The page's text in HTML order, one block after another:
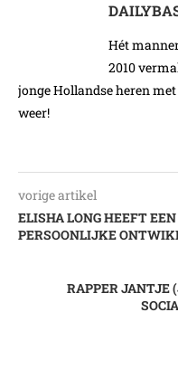
Hét
2010
jonge Hollandse heren
weer!
vorige artikel
ELISHA LONG HEEFT
PERSOONLIJKE
RAPPER JANTJE